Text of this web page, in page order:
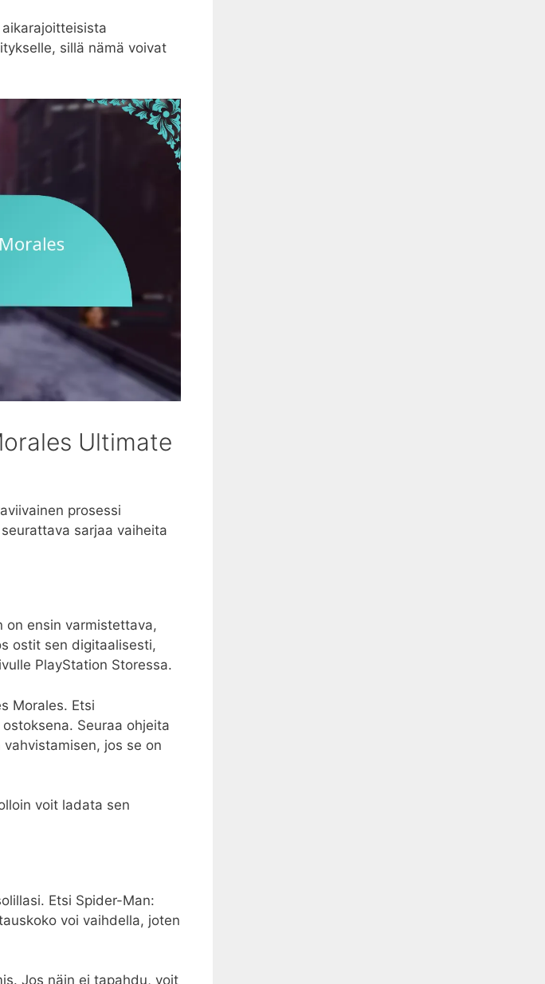
sillä nämä voivat
Ultimate
prosessi
sarjaa vaiheita
on ensin varmistettava,
ostit sen digitaalisesti,
PlayStation Storessa.
Morales. Etsi
Seuraa ohjeita
jos se on
voit ladata sen
Etsi Spider-Man:
voi vaihdella, joten
Jos näin ei tapahdu, voit